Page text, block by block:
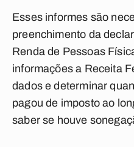
Esses informes são
preenchimento da
Renda de Pessoas
informações a Receita
dados e determinar
pagou de imposto ao
saber se houve